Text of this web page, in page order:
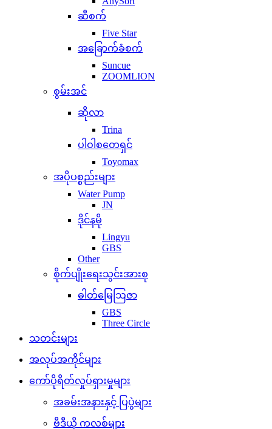
ဆီစက်
Five Star
အခြောက်ခံစက်
Suncue
ZOOMLION
စွမ်းအင်
ဆိုလာ
Trina
ပါဝါစတေရှင်
Toyomax
အပိုပစ္စည်းများ
Water Pump
JN
ဒိုင်နမို
Lingyu
GBS
Other
စိုက်ပျိုးရေးသွင်းအားစု
ဓါတ်မြေဩဇာ
GBS
Three Circle
သတင်းများ
အလုပ်အကိုင်များ
ကော်ပိုရိတ်လှုပ်ရှားမှုများ
အခမ်းအနားနှင့် ပြပွဲများ
ဗီဒီယို ကလစ်များ